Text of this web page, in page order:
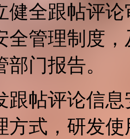
健全跟帖评
全管理制度
门报告。
跟帖评论信
方式，研发